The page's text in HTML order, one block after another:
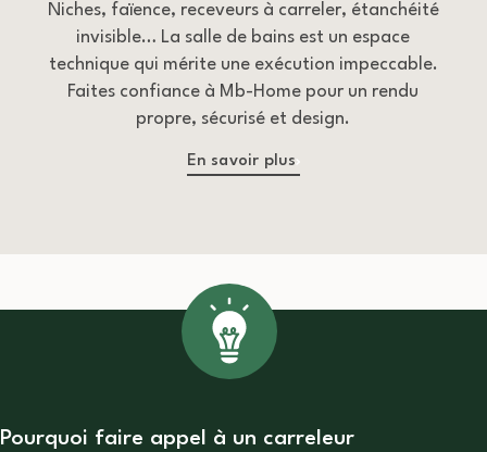
Niches, faïence, receveurs à carreler, étanchéité
invisible… La salle de bains est un espace
technique qui mérite une exécution impeccable.
Faites confiance à Mb-Home pour un rendu
propre, sécurisé et design.
En savoir plus
Pourquoi faire appel à un carreleur